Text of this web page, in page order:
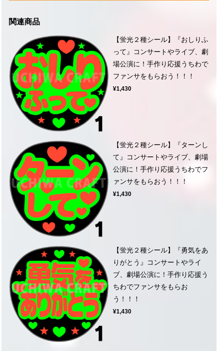
関連商品
【蛍光２種シール】『おしりふ
って』コンサートやライブ、劇
場公演に！手作り応援うちわで
ファンサをもらおう！！！
¥1,430
【蛍光２種シール】『ターンし
て』コンサートやライブ、劇場
公演に！手作り応援うちわでフ
ァンサをもらおう！！！
¥1,430
【蛍光２種シール】『勇気をあ
りがとう』コンサートやライ
ブ、劇場公演に！手作り応援う
ちわでファンサをもらお
う！！！
¥1,430